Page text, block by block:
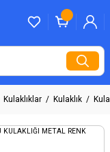
Kulaklıklar Kulaklık